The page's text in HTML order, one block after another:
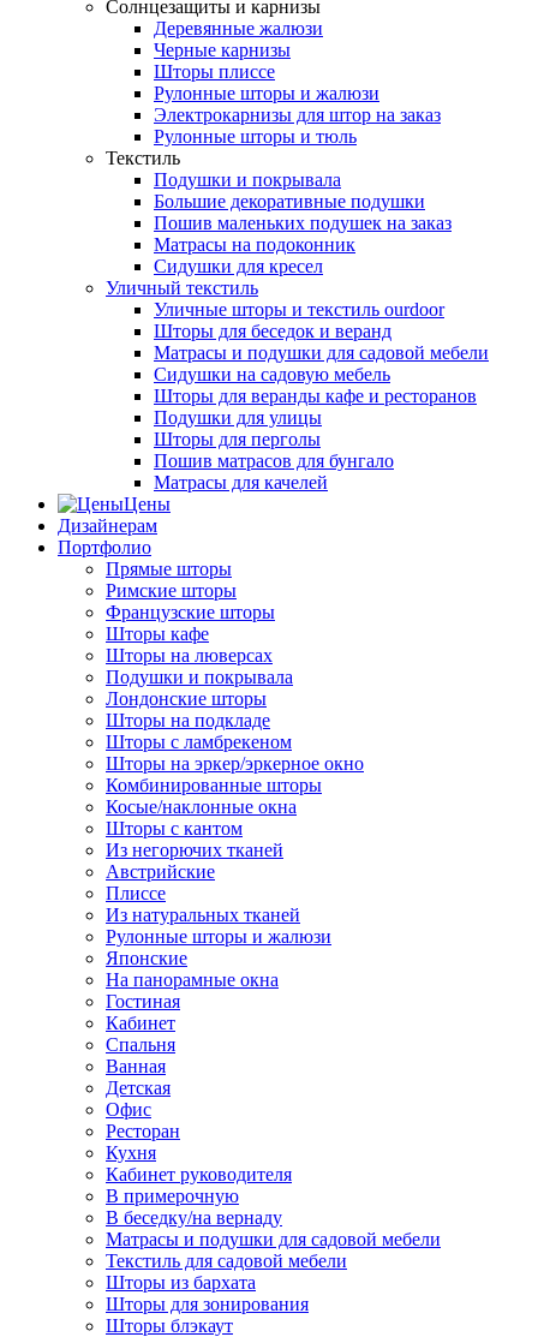
Солнцезащиты и карнизы
Деревянные жалюзи
Черные карнизы
Шторы плиссе
Рулонные шторы и жалюзи
Электрокарнизы для штор на заказ
Рулонные шторы и тюль
Текстиль
Подушки и покрывала
Большие декоративные подушки
Пошив маленьких подушек на заказ
Матрасы на подоконник
Сидушки для кресел
Уличный текстиль
Уличные шторы и текстиль ourdoor
Шторы для беседок и веранд
Матрасы и подушки для садовой мебели
Сидушки на садовую мебель
Шторы для веранды кафе и ресторанов
Подушки для улицы
Шторы для перголы
Пошив матрасов для бунгало
Матрасы для качелей
Цены
Дизайнерам
Портфолио
Прямые шторы
Римские шторы
Французские шторы
Шторы кафе
Шторы на люверсах
Подушки и покрывала
Лондонские шторы
Шторы на подкладе
Шторы с ламбрекеном
Шторы на эркер/эркерное окно
Комбинированные шторы
Косые/наклонные окна
Шторы с кантом
Из негорючих тканей
Австрийские
Плиссе
Из натуральных тканей
Рулонные шторы и жалюзи
Японские
На панорамные окна
Гостиная
Кабинет
Спальня
Ванная
Детская
Офис
Ресторан
Кухня
Кабинет руководителя
В примерочную
В беседку/на вернаду
Матрасы и подушки для садовой мебели
Текстиль для садовой мебели
Шторы из бархата
Шторы для зонирования
Шторы блэкаут